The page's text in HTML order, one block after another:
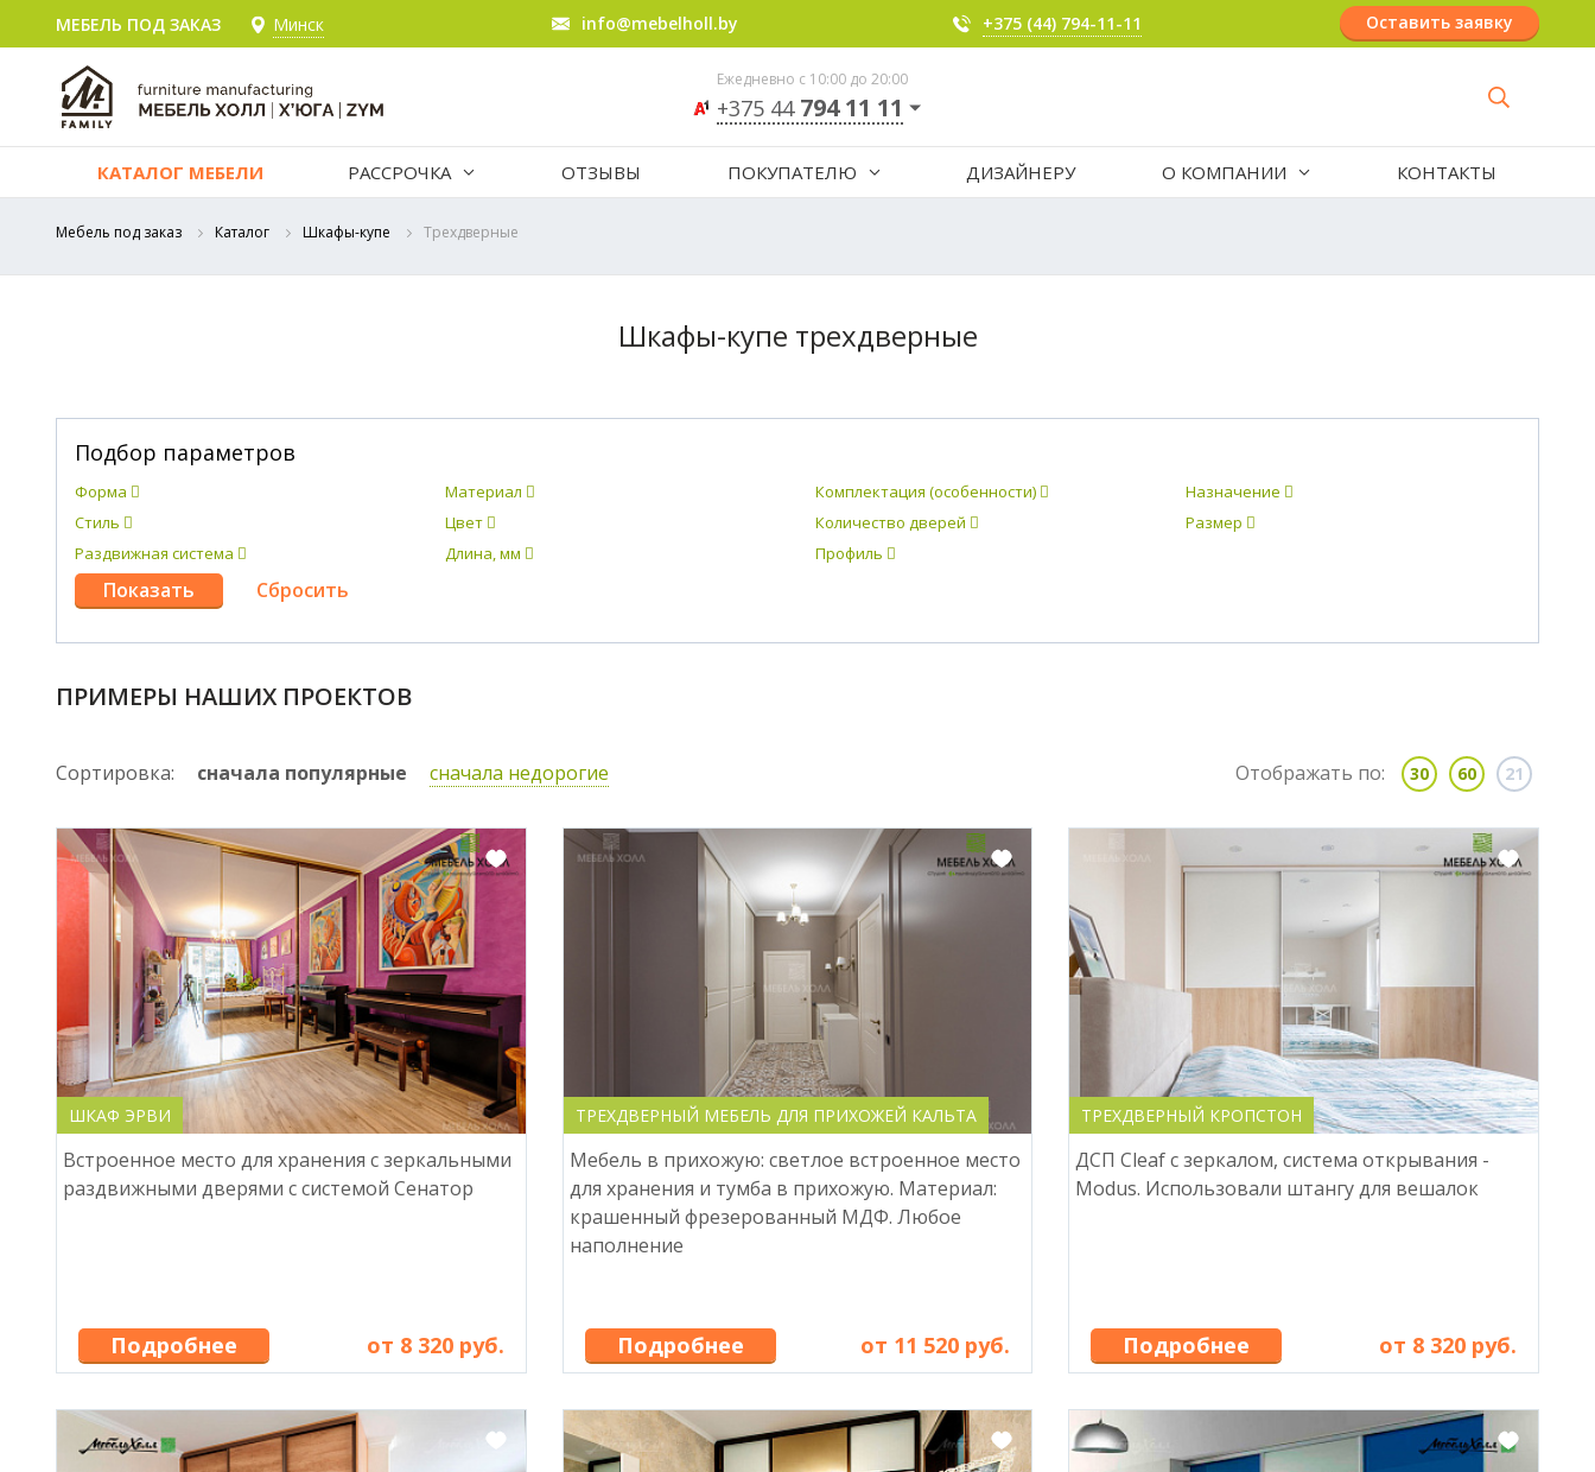
МЕБЕЛЬ ПОД ЗАКАЗ Минск info@mebelholl.by +375 (44) 794-11-11 Оставить заявку
Ежедневно с 10:00 до 20:00
+375 44 794 11 11
КАТАЛОГ МЕБЕЛИ РАССРОЧКА ОТЗЫВЫ ПОКУПАТЕЛЮ ДИЗАЙНЕРУ О КОМПАНИИ КОНТАКТЫ
Мебель под заказ Каталог Шкафы-купе Трехдверные
Шкафы-купе трехдверные
Подбор параметров
Форма Материал Комплектация (особенности)
Назначение
Стиль
Цвет Количество дверей
Размер
Раздвижная система
Длина, мм Профиль
ПРИМЕРЫ НАШИХ ПРОЕКТОВ
Сортировка: сначала популярные сначала недорогие Отображать по: 30 60 21
ШКАФ ЭРВИ
Встроенное место для хранения с зеркальными
раздвижными дверями с системой Сенатор
Подробнее от 8 320 руб.
ТРЕХДВЕРНЫЙ МЕБЕЛЬ ДЛЯ ПРИХОЖЕЙ КАЛЬТА
Мебель в прихожую: светлое встроенное место
для хранения и тумба в прихожую. Материал:
крашенный фрезерованный МДФ. Любое
наполнение
Подробнее от 11 520 руб.
ТРЕХДВЕРНЫЙ КРОПСТОН
ДСП Cleaf с зеркалом, система открывания -
Modus. Использовали штангу для вешалок
Подробнее от 8 320 руб.